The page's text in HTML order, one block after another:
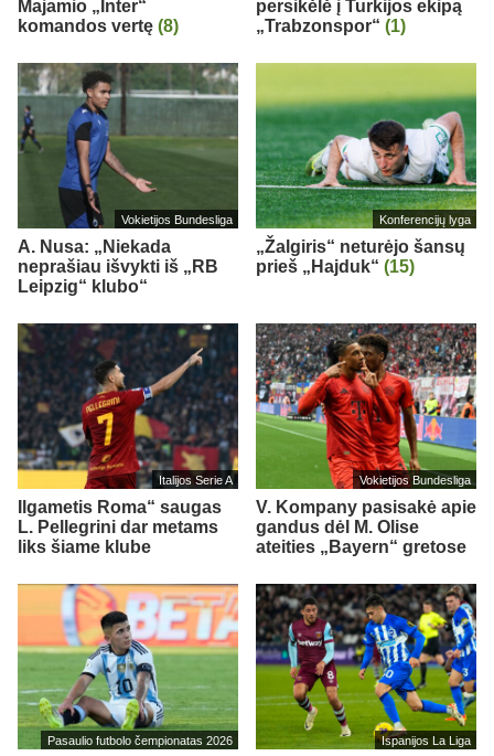
Majamio „Inter“
komandos vertę (8)
persikėlė į Turkijos ekipą
„Trabzonspor“ (1)
Vokietijos Bundesliga
A. Nusa: „Niekada
neprašiau išvykti iš „RB
Leipzig“ klubo“
Konferencijų lyga
„Žalgiris“ neturėjo šansų
prieš „Hajduk“ (15)
Italijos Serie A
Ilgametis Roma“ saugas
L. Pellegrini dar metams
liks šiame klube
Vokietijos Bundesliga
V. Kompany pasisakė apie
gandus dėl M. Olise
ateities „Bayern“ gretose
Pasaulio futbolo čempionatas 2026 Ispanijos La Liga